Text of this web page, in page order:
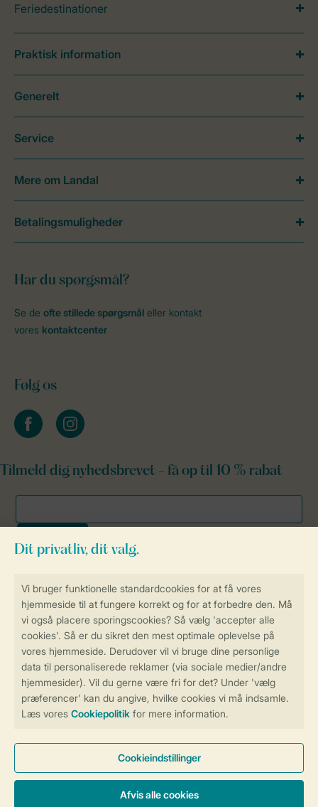
Få en personligt tilpasset oplevelse
på Landal.dk
Sikker og hurtig online booking
Sikker datahåndtering
Feriedestinationer
Har du spørgsmål?
Se de ofte stillede spørgsmål eller kontakt
vores kontaktcenter
Følg os
facebookinstagram
Tilmeld dig nyhedsbrevet - få op til 10 % rabat
Praktisk information
Generelt
Service
Mere om Landal
Betalingsmuligheder